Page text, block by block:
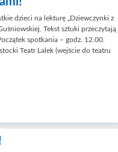
dzieci na lekturę „Dziewczynki z
Tekst sztuki przeczytają
spotkania – godz. 12.00.
Teatr Lalek (wejście do teatru